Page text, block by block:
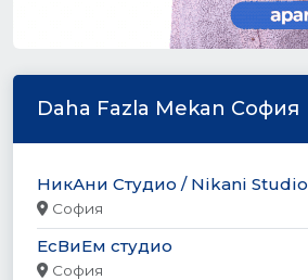
Daha Fazla Mekan София
НикАни Студио / Nikani Studio
София
ЕсВиЕм студио
София